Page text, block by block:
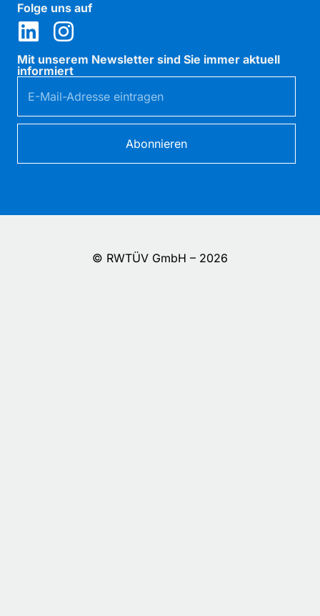
Folge uns auf
Mit unserem Newsletter sind Sie immer aktuell
informiert
Abonnieren
© RWTÜV GmbH – 2026